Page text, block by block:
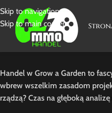
Skip to navigation
Skip to main content
Handel w Grow a Garden to
wbrew wszelkim zasadom
rządzą? Czas na głęboką